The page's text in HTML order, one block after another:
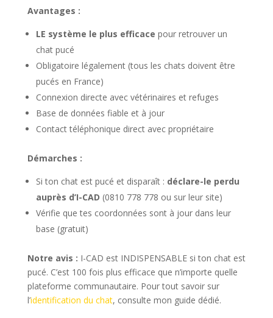
Avantages :
LE système le plus efficace pour retrouver un
chat pucé
Obligatoire légalement (tous les chats doivent être
pucés en France)
Connexion directe avec vétérinaires et refuges
Base de données fiable et à jour
Contact téléphonique direct avec propriétaire
Démarches :
Si ton chat est pucé et disparaît : déclare-le perdu
auprès d’I-CAD (0810 778 778 ou sur leur site)
Vérifie que tes coordonnées sont à jour dans leur
base (gratuit)
Notre avis : I-CAD est INDISPENSABLE si ton chat est
pucé. C’est 100 fois plus efficace que n’importe quelle
plateforme communautaire. Pour tout savoir sur
l’identification du chat, consulte mon guide dédié.